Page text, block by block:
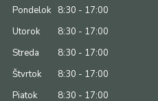
Pondelok
8:30 - 17:00
Utorok
8:30 - 17:00
Streda
8:30 - 17:00
Štvrtok
8:30 - 17:00
Piatok
8:30 - 17:00